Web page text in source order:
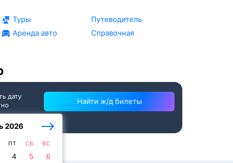
Туры
Аренда авто
Путеводитель
Справочная
2026
ПТ СБ ВС
4 5
6
дату
Найти ж/д билеты